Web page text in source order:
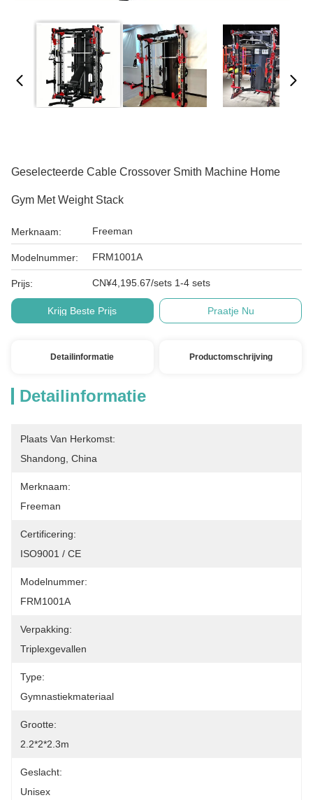
Geselecteerde Cable Crossover Smith Machine Home
Gym Met Weight Stack
Merknaam: Freeman
Modelnummer: FRM1001A
Prijs: CN¥4,195.67/sets 1-4 sets
Krijg Beste Prijs Praatje Nu
Detailinformatie Productomschrijving
Detailinformatie
Plaats Van Herkomst:
Shandong, China
Merknaam:
Freeman
Certificering:
ISO9001 / CE
Modelnummer:
FRM1001A
Verpakking:
Triplexgevallen
Type:
Gymnastiekmateriaal
Grootte:
2.2*2*2.3m
Geslacht:
Unisex